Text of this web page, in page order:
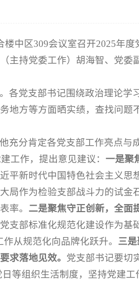
中区309会议室召开2025年
主持党委工作）胡海智、党委
各党支部书记围绕政治理论学
地方等方面晒实绩，查找问题
充分肯定各党支部工作亮点与
工作，提出意见建议： 一是聚
平新时代中国特色社会主义思
局作为检验支部战斗力的试金
率。 二是聚焦守正创新，全面
支部标准化规范化建设作为基
从规范化向品牌化跃升。 三
求落地见效。 党支部书记要切
等组织生活制度，坚持党建